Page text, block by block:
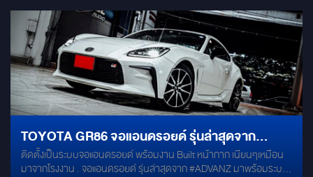
TOYOTA GR86 จอแอนดรอยด์ รุ่นล่าสุดจาก
#ADVANZ ด้วยสเปค RAM+ROM ( 8GB + 128 GB
ติดตั้งเป็นระบบจอแอนดรอยด์ พร้อมงาน Built หน้ากาก เนียนๆเหมือน
มาจากโรงงาน . จอแอนดรอยด์ รุ่นล่าสุดจาก #ADVANZ มาพร้อมระบบ